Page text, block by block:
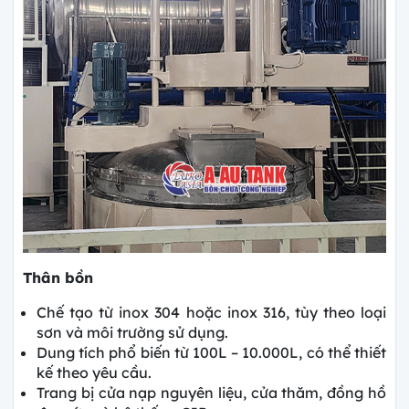
Thân bồn
Chế tạo từ inox 304 hoặc inox 316, tùy theo loại
sơn và môi trường sử dụng.
Dung tích phổ biến từ 100L – 10.000L, có thể thiết
kế theo yêu cầu.
Trang bị cửa nạp nguyên liệu, cửa thăm, đồng hồ